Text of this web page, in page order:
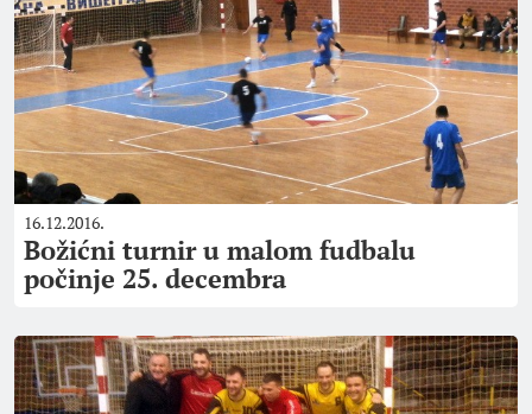
16.12.2016.
Božićni turnir u malom fudbalu
počinje 25. decembra